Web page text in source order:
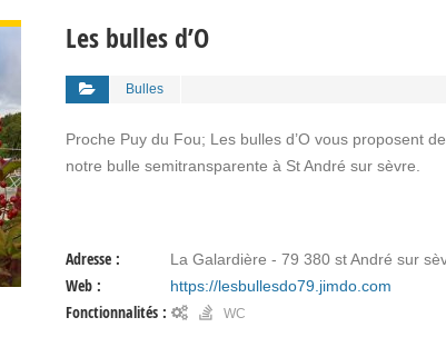
Les bulles d’O
Bulles
Proche Puy du Fou; Les bulles d’O vous proposent
notre bulle semitransparente à St André sur sèvre.
Adresse : La Galardière - 79 380 st André sur
Web : https://lesbullesdo79.jimdo.com
Fonctionnalités : WC